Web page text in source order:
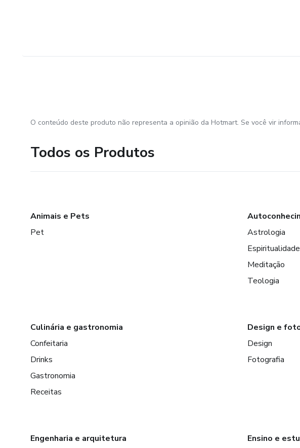
O conteúdo deste produto não representa a opinião da Hotmart. Se você vir
Todos os Produtos
Animais e Pets
Pet
Astrologia
Espiritualidade
Meditação
Teologia
Culinária e gastronomia
Confeitaria
Drinks
Gastronomia
Receitas
Design e
Design
Fotografia
Engenharia e arquitetura
Ensino e